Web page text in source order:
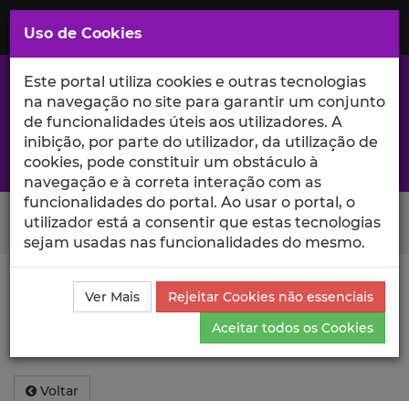
Saltar
para
Conteúdo
Principal
A excelência da investigação e ciência no Iscte
Search Button
Acesso Negado
Não tem permissões para ver o ficheiro.
Voltar
Uso de Cookies
Este portal utiliza cookies e outras tecnologias
na navegação no site para garantir um conjunto
de funcionalidades úteis aos utilizadores. A
inibição, por parte do utilizador, da utilização de
cookies, pode constituir um obstáculo à
navegação e à correta interação com as
funcionalidades do portal. Ao usar o portal, o
utilizador está a consentir que estas tecnologias
sejam usadas nas funcionalidades do mesmo.
Ver Mais
Rejeitar Cookies não essenciais
Aceitar todos os Cookies